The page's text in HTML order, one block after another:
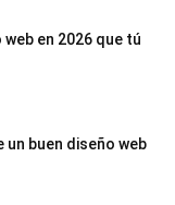
en 2026 que tú
un buen diseño web